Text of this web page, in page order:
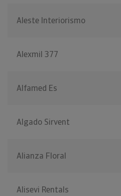
Aleste Interiorismo
Alexmil 377
Alfamed Es
Algado Sirvent
Alianza Floral
Alisevi Rentals